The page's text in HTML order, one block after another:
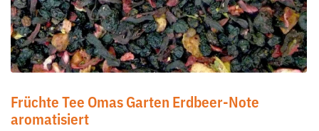
Früchte Tee Omas Garten Erdbeer-Note
aromatisiert